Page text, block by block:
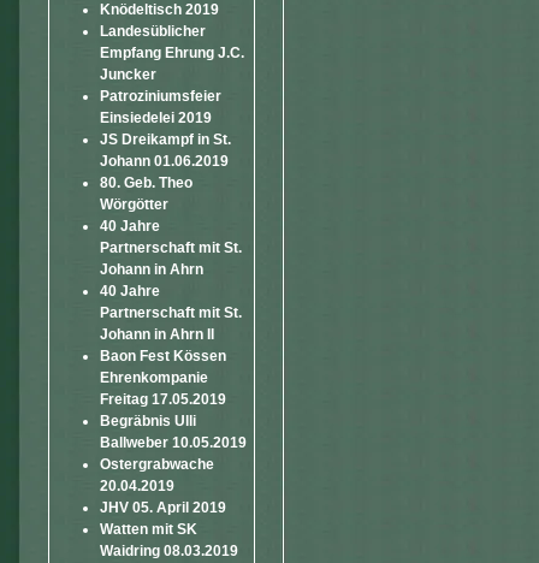
Knödeltisch 2019
Landesüblicher
Empfang Ehrung J.C.
Juncker
Patroziniumsfeier
Einsiedelei 2019
JS Dreikampf in St.
Johann 01.06.2019
80. Geb. Theo
Wörgötter
40 Jahre
Partnerschaft mit St.
Johann in Ahrn
40 Jahre
Partnerschaft mit St.
Johann in Ahrn II
Baon Fest Kössen
Ehrenkompanie
Freitag 17.05.2019
Begräbnis Ulli
Ballweber 10.05.2019
Ostergrabwache
20.04.2019
JHV 05. April 2019
Watten mit SK
Waidring 08.03.2019